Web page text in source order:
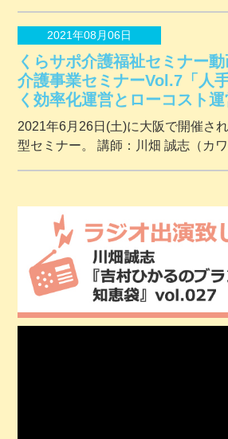
2021年08月06日
くらサポ介護福祉セミナー
介護事業セミナーVol.7「人
く効率化運営とローコスト運
2021年6月26日(土)に大阪で開催さ
型セミナー。 講師：川畑 誠志（カ